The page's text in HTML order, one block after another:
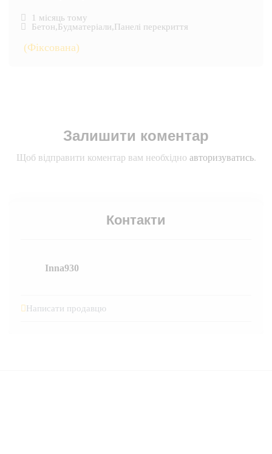
1 місяць тому
Бетон,Будматеріали,Панелі перекриття
(Фіксована)
Залишити коментар
Щоб відправити коментар вам необхідно авторизуватись.
Контакти
Inna930
Написати продавцю